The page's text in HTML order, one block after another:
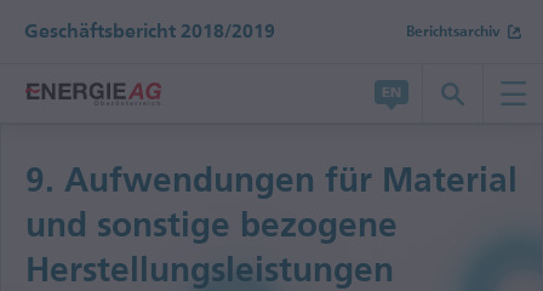
Geschäftsbericht 2018/2019 Berichtsarchiv
Bericht wechseln
Geschäftsbericht 2017/2018
Halbjahresfinanzbericht 2018/2019
9. Aufwendungen für Material
und sonstige bezogene
Herstellungs­leistungen